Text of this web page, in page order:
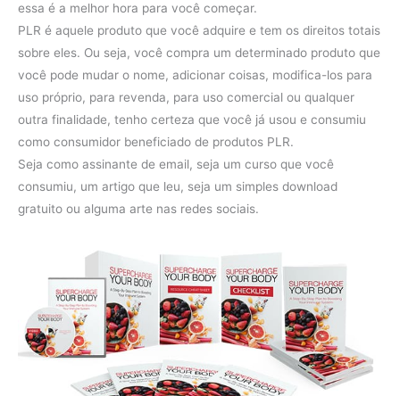
essa é a melhor hora para você começar.
PLR é aquele produto que você adquire e tem os direitos totais
sobre eles. Ou seja, você compra um determinado produto que
você pode mudar o nome, adicionar coisas, modifica-los para
uso próprio, para revenda, para uso comercial ou qualquer
outra finalidade, tenho certeza que você já usou e consumiu
como consumidor beneficiado de produtos PLR.
Seja como assinante de email, seja um curso que você
consumiu, um artigo que leu, seja um simples download
gratuito ou alguma arte nas redes sociais.